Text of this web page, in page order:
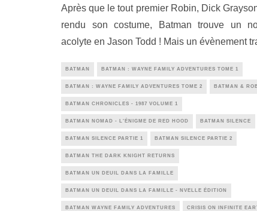
Après que le tout premier Robin, Dick
rendu son costume, Batman trouve un
acolyte en Jason Todd ! Mais un évènement
BATMAN BATMAN : WAYNE FAMILY ADVENTURES TOME 1
BATMAN : WAYNE FAMILY ADVENTURES TOME 2 BATMAN &
BATMAN CHRONICLES - 1987 VOLUME 1
BATMAN NOMAD - L'ÉNIGME DE RED HOOD BATMAN SILENCE
BATMAN SILENCE PARTIE 1 BATMAN SILENCE PARTIE 2
BATMAN THE DARK KNIGHT RETURNS
BATMAN UN DEUIL DANS LA FAMILLE
BATMAN UN DEUIL DANS LA FAMILLE - NVELLE ÉDITION
BATMAN WAYNE FAMILY ADVENTURES CRISIS ON INFINITE